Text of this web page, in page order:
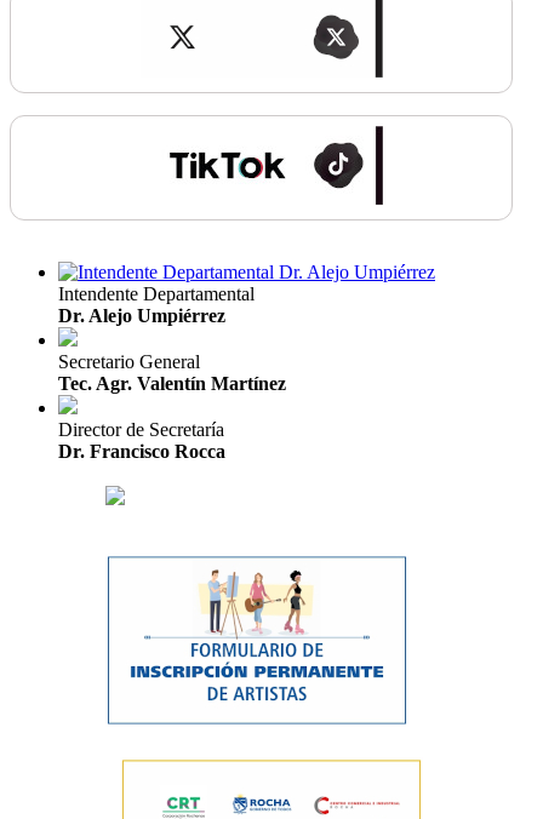
Intendente Departamental
Dr. Alejo Umpiérrez
Secretario General
Tec. Agr. Valentín Martínez
Director de Secretaría
Dr. Francisco Rocca